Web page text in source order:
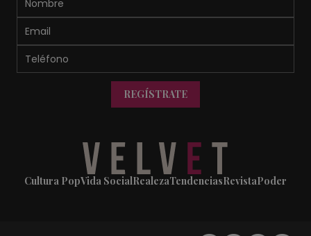
REGÍSTRATE
Cultura PopVida SocialRealezaTendenciasRevistaPoder